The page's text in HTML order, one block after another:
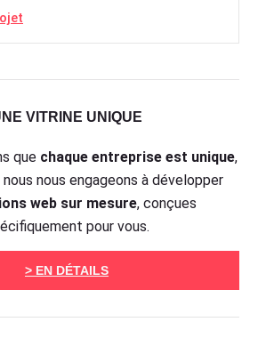
VITRINE UNIQUE
que chaque entreprise est unique,
nous engageons à développer
web sur mesure, conçues
pour vous.
> EN DÉTAILS